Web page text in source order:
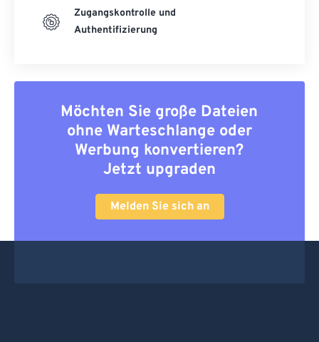
Zugangskontrolle und
Authentifizierung
Möchten Sie große Dateien
ohne Warteschlange oder
Werbung konvertieren?
Jetzt upgraden
Melden Sie sich an